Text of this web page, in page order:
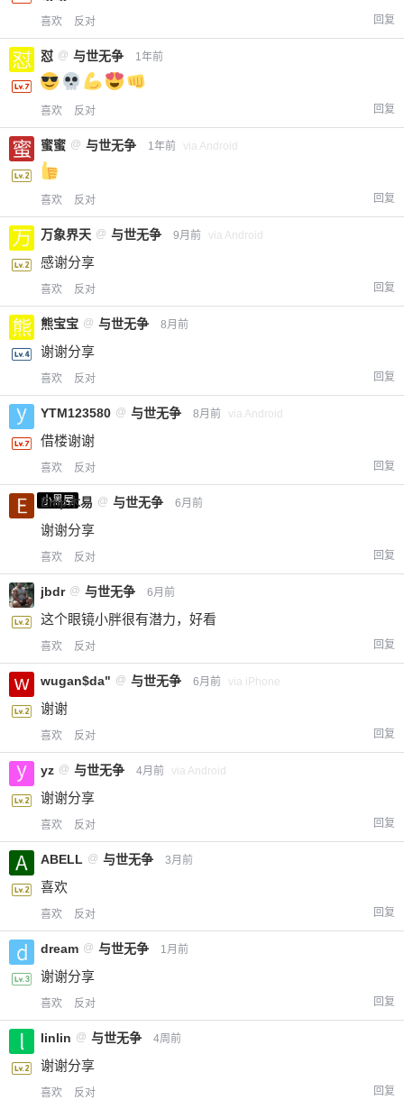
喜欢 反对 回复
怼 @ 与世无争 1年前
喜欢 反对 回复
蜜蜜 @ 与世无争 1年前 via Android
喜欢 反对 回复
万象界天 @ 与世无争 9月前 via Android
感谢分享
喜欢 反对 回复
熊宝宝 @ 与世无争 8月前
谢谢分享
喜欢 反对 回复
YTM123580 @ 与世无争 8月前 via Android
借楼谢谢
喜欢 反对 回复
小黑屋
Emp木易 @ 与世无争 6月前
谢谢分享
喜欢 反对 回复
jbdr @ 与世无争 6月前
这个眼镜小胖很有潜力，好看
喜欢 反对 回复
wugan$da" @ 与世无争 6月前 via iPhone
谢谢
喜欢 反对 回复
yz @ 与世无争 4月前 via Android
谢谢分享
喜欢 反对 回复
ABELL @ 与世无争 3月前
喜欢
喜欢 反对 回复
dream @ 与世无争 1月前
谢谢分享
喜欢 反对 回复
linlin @ 与世无争 4周前
谢谢分享
喜欢 反对 回复